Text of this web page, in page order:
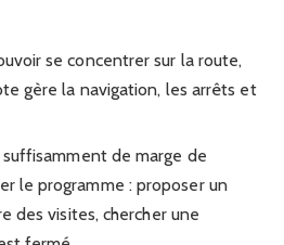
se concentrer sur la route,
gère la navigation, les arrêts et
de marge de
le programme : proposer un
des visites, chercher une